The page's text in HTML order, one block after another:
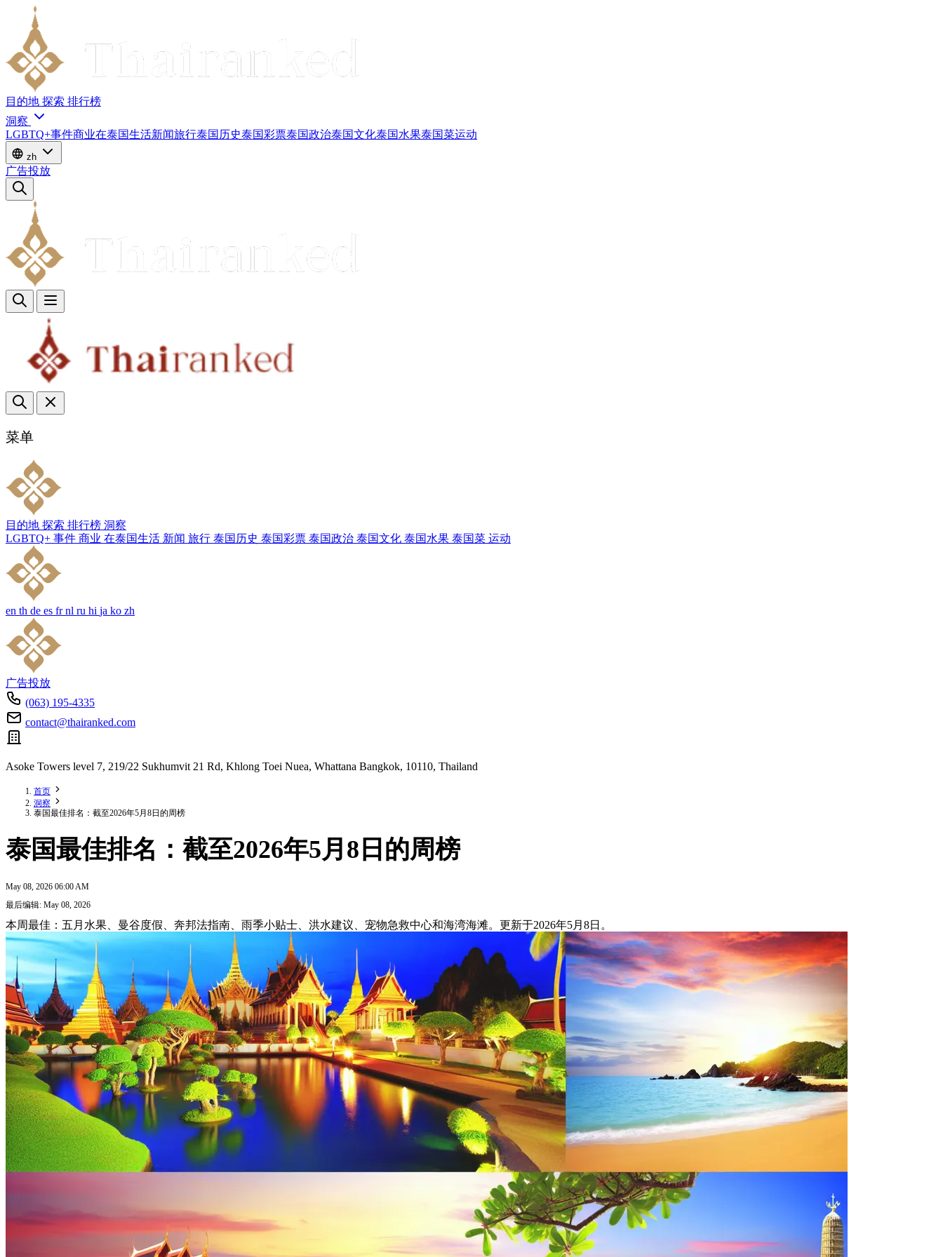
目的地 探索 排行榜
洞察
LGBTQ+事件商业在泰国生活新闻旅行泰国历史泰国彩票泰国政治泰国文化泰国水果泰国菜运动
zh
广告投放
菜单
目的地 探索 排行榜 洞察
LGBTQ+ 事件 商业 在泰国生活 新闻 旅行 泰国历史 泰国彩票 泰国政治 泰国文化 泰国水果 泰国菜 运动
en th de es fr nl ru hi ja ko zh
广告投放
(063) 195-4335
contact@thairanked.com
Asoke Towers level 7, 219/22 Sukhumvit 21 Rd, Khlong Toei Nuea, Whattana Bangkok, 10110, Thailand
首页
洞察
泰国最佳排名：截至2026年5月8日的周榜
泰国最佳排名：截至2026年5月8日的周榜
May 08, 2026 06:00 AM
最后编辑: May 08, 2026
本周最佳：五月水果、曼谷度假、奔邦法指南、雨季小贴士、洪水建议、宠物急救中心和海湾海滩。更新于2026年5月8日。